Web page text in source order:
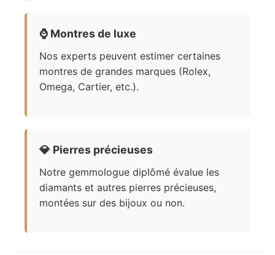
⌚ Montres de luxe
Nos experts peuvent estimer certaines
montres de grandes marques (Rolex,
Omega, Cartier, etc.).
💎 Pierres précieuses
Notre gemmologue diplômé évalue les
diamants et autres pierres précieuses,
montées sur des bijoux ou non.